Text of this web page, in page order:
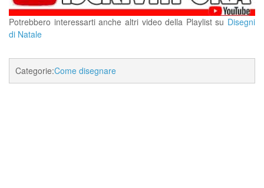
Potrebbero interessarti anche altri video della Playlist su Disegni
di Natale
Categorie:Come disegnare